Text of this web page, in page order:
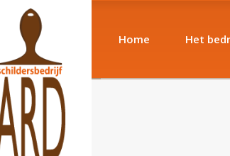
Home Het